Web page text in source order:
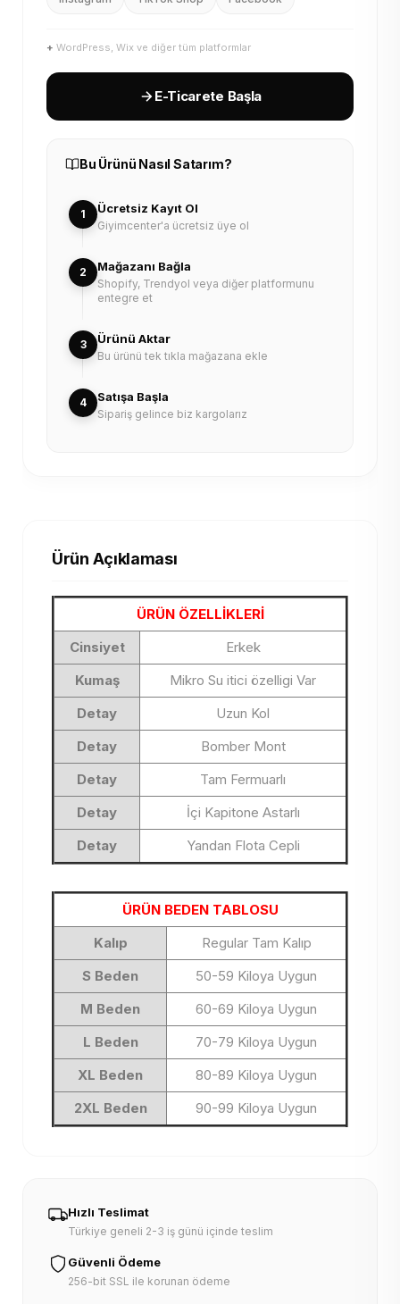
+ WordPress, Wix ve diğer tüm platformlar
E-Ticarete Başla
Bu Ürünü Nasıl Satarım?
1 Ücretsiz Kayıt Ol
Giyimcenter'a ücretsiz üye ol
2 Mağazanı Bağla
Shopify, Trendyol veya diğer platformunu
entegre et
3 Ürünü Aktar
Bu ürünü tek tıkla mağazana ekle
4 Satışa Başla
Sipariş gelince biz kargolarız
Ürün Açıklaması
ÜRÜN ÖZELLİKLERİ
Cinsiyet
Erkek
Kumaş
Mikro Su itici özelligi Var
Detay
Uzun Kol
Detay
Bomber Mont
Detay
Tam Fermuarlı
Detay
İçi Kapitone Astarlı
Detay
Yandan Flota Cepli
ÜRÜN BEDEN TABLOSU
Kalıp
Regular Tam Kalıp
S Beden
50-59 Kiloya Uygun
M Beden
60-69 Kiloya Uygun
L Beden
70-79 Kiloya Uygun
XL Beden
80-89 Kiloya Uygun
2XL Beden
90-99 Kiloya Uygun
Hızlı Teslimat
Türkiye geneli 2-3 iş günü içinde teslim
Güvenli Ödeme
256-bit SSL ile korunan ödeme